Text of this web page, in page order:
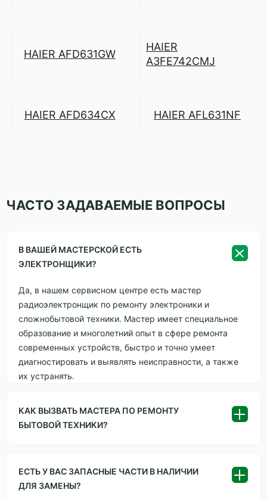
HAIER AFD631GW
HAIER
A3FE742CMJ
HAIER AFD634CX HAIER AFL631NF
ЧАСТО ЗАДАВАЕМЫЕ ВОПРОСЫ
В ВАШЕЙ МАСТЕРСКОЙ ЕСТЬ
ЭЛЕКТРОНЩИКИ?
Да, в нашем сервисном центре есть мастер
радиоэлектронщик по ремонту электроники и
сложнобытовой техники. Мастер имеет специальное
образование и многолетний опыт в сфере ремонта
современных устройств, быстро и точно умеет
диагностировать и выявлять неисправности, а также
их устранять.
КАК ВЫЗВАТЬ МАСТЕРА ПО РЕМОНТУ
БЫТОВОЙ ТЕХНИКИ?
Первое — просто позвоните по телефону +7 (727) 310-
Также можно оставить свой номер телефона в форме
ЕСТЬ У ВАС ЗАПАСНЫЕ ЧАСТИ В НАЛИЧИИ
ДЛЯ ЗАМЕНЫ?